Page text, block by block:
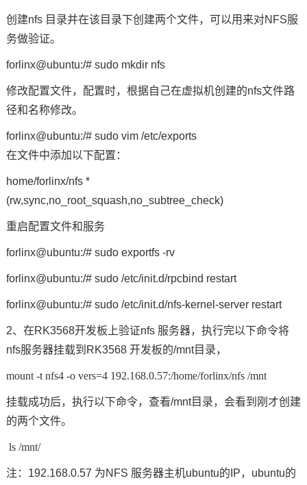
创建nfs 目录并在该目录下创建两个文件，可以用来对NFS服
务做验证。
forlinx@ubuntu:/# sudo mkdir nfs
修改配置文件，配置时，根据自己在虚拟机创建的nfs文件路
径和名称修改。
forlinx@ubuntu:/# sudo vim /etc/exports
在文件中添加以下配置：
home/forlinx/nfs *
(rw,sync,no_root_squash,no_subtree_check)
重启配置文件和服务
forlinx@ubuntu:/# sudo exportfs -rv
forlinx@ubuntu:/# sudo /etc/init.d/rpcbind restart
forlinx@ubuntu:/# sudo /etc/init.d/nfs-kernel-server restart
2、在RK3568开发板上验证nfs 服务器，执行完以下命令将
nfs服务器挂载到RK3568 开发板的/mnt目录，
mount -t nfs4 -o vers=4 192.168.0.57:/home/forlinx/nfs /mnt
挂载成功后，执行以下命令，查看/mnt目录，会看到刚才创建
的两个文件。
ls /mnt/
注：192.168.0.57 为NFS 服务器主机ubuntu的IP，ubuntu的